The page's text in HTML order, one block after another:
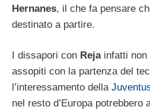
Hernanes, il che fa pensare
destinato a partire.
I dissapori con Rejainfatti non
assopiti con la partenza del
l’interessamento della
nel resto d’Europa